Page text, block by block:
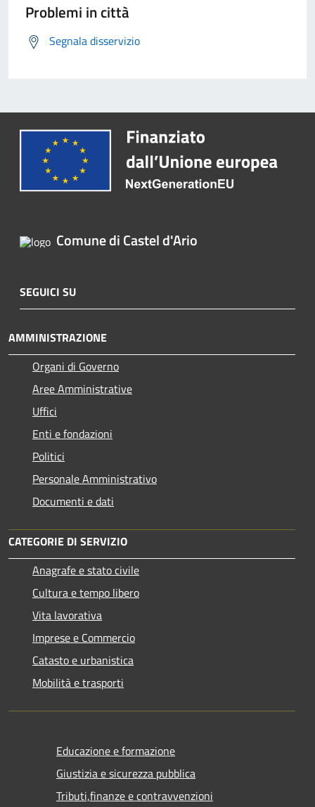
Problemi in città
Segnala disservizio
Comune di Castel d'Ario
SEGUICI SU
AMMINISTRAZIONE
Organi di Governo
Aree Amministrative
Uffici
Enti e fondazioni
Politici
Personale Amministrativo
Documenti e dati
CATEGORIE DI SERVIZIO
Anagrafe e stato civile
Cultura e tempo libero
Vita lavorativa
Imprese e Commercio
Catasto e urbanistica
Mobilità e trasporti
Educazione e formazione
Giustizia e sicurezza pubblica
Tributi,finanze e contravvenzioni